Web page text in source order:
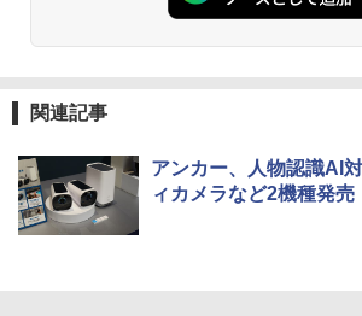
関連記事
アンカー、人物認識AI
ィカメラなど2機種発売